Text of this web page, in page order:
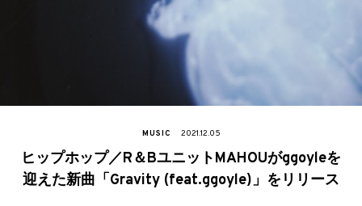
MUSIC 2021.12.05
ヒップホップ／R＆BユニットMAHOUがggoyleを
迎えた新曲「Gravity (feat.ggoyle)」をリリース